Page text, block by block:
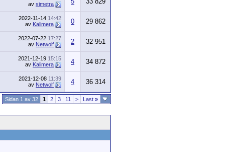
av simetra
2022-11-14 14:42
av Kalimera 0 29 862
2022-07-22 17:27
av Netwolf 2 32 951
2021-12-19 15:15
av Kalimera 4 34 872
2021-12-08 11:39
av Netwolf 4 36 314
Sidan 1 av 32 1 2 3 11 > Last »